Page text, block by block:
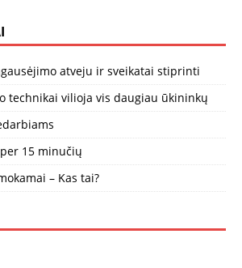
atveju ir sveikatai stiprinti
technikai vilioja vis daugiau ūkininkų
15 minučių
– Kas tai?